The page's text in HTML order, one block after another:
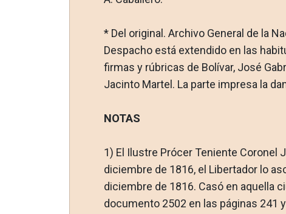
* Del original. Archivo General de la
Despacho está extendido en las
firmas y rú­bricas de Bolívar, José
Jacinto Martel. La parte impresa la
NOTAS
1) El Ilustre Prócer Teniente Coronel
diciem­bre de 1816, el Libertador lo
diciembre de 1816. Casó en aquella
documen­to 2502 en las páginas 241